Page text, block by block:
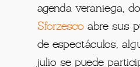
agenda veraniega,
Sforzesco abre sus
de espectáculos,
julio se puede